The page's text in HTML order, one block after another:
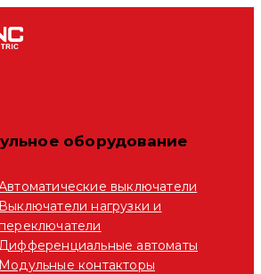
оборудование
выключатели
Выключатели нагрузки и
переключатели
Дифференциальные автоматы
Модульные контакторы